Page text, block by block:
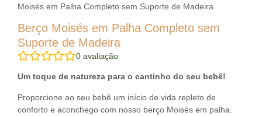
Moisés em Palha Completo sem Suporte de Madeira
Berço Moisés em Palha Completo sem
Suporte de Madeira
0 avaliação
Um toque de natureza para o cantinho do seu bebê!
Proporcione ao seu bebê um início de vida repleto de
conforto e aconchego com nosso berço Moisés em palha.